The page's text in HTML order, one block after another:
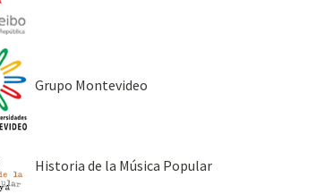
Grupo Montevideo
Historia de la Música Popular